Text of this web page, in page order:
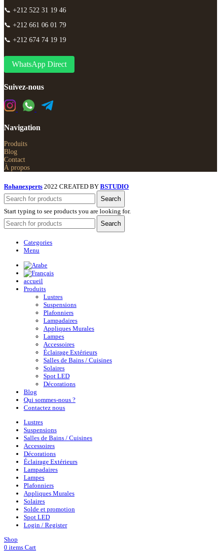
📞 +212 522 31 19 46
📞 +212 661 06 01 79
📞 +212 674 74 19 19
WhatsApp Direct
Suivez-nous
Navigation
Produits
Blog
Contact
À propos
Rohanexperts 2022 CREATED BY BSTUDIO
Search
Start typing to see products you are looking for.
Search
Categories
Menu
accueil
Produits
Lustres
Suspensions
Plafonniers
Lampadaires
Appliques Murales
Lampes
Accessoires
Éclairage Extérieurs
Salles de Bains / Cuisines
Solaires
Spot LED
Décorations
Blog
Qui sommes-nous ?
Contactez nous
Lustres
Suspensions
Salles de Bains / Cuisines
Accessoires
Décorations
Éclairage Extérieurs
Lampadaires
Lampes
Plafonniers
Appliques Murales
Solaires
Solde et promotion
Spot LED
Login / Register
Shop
0 items Cart